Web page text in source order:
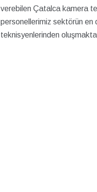
verebilen Çatalca kamera
personellerimiz sektörün en
teknisyenlerinden